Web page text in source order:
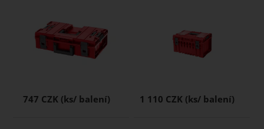
747 CZK 1 110 CZK